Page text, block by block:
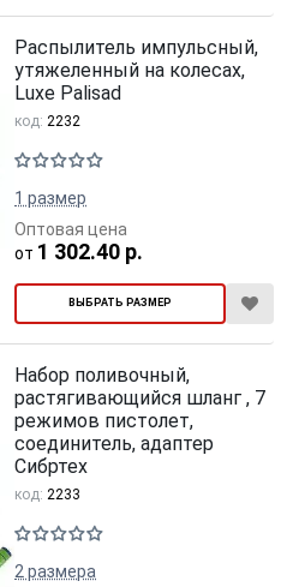
Распылитель импульсный,
утяжеленный на колесах,
Luxe Palisad
код: 2232
1 размер
ВЫБРАТЬ РАЗМЕР
от 1 302.40 р.
Оптовая цена
Набор поливочный,
растягивающийся шланг , 7
режимов пистолет,
соединитель, адаптер
Сибртех
код: 2233
2 размера